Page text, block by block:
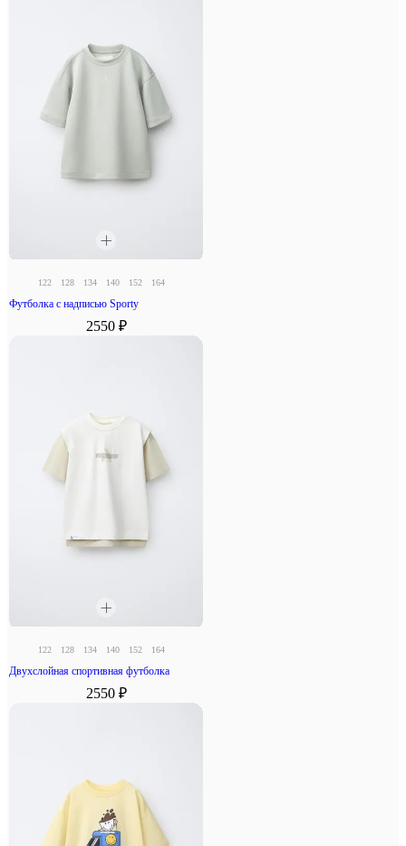
122 128 134 140 152 164
Футболка с надписью Sporty
2550 ₽
122 128 134 140 152 164
Двухслойная спортивная футболка
2550 ₽